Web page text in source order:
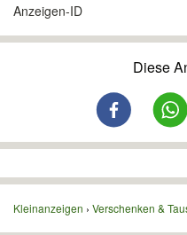
Anzeigen-ID
Diese
Kleinanzeigen Verschenken &